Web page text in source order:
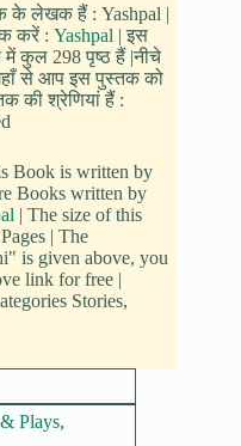
के लेखक हैं : Yashpal |
करें : Yashpal | इस
कुल 298 पृष्ठ हैं |नीचे
से आप इस पुस्तक को
की श्रेणियां हैं :
Book is written by
Books written by
| The size of this
| The
is given above, you
link for free |
Stories,
Plays,